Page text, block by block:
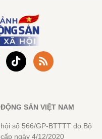
SẢN VIỆT NAM
số 566/GP-BTTTT do Bộ
ngày 4/12/2020